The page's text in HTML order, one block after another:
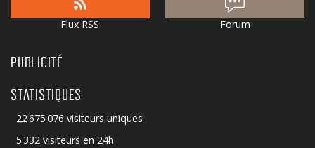
Flux RSS Forum
PUBLICITÉ
STATISTIQUES
22 675 076 visiteurs uniques
5 332 visiteurs en 24h